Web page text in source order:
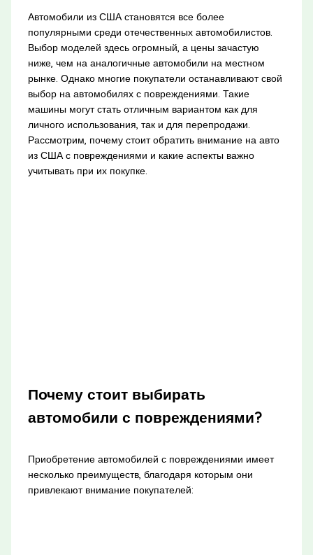
Автомобили из США становятся все более
популярными среди отечественных автомобилистов.
Выбор моделей здесь огромный, а цены зачастую
ниже, чем на аналогичные автомобили на местном
рынке. Однако многие покупатели останавливают свой
выбор на автомобилях с повреждениями. Такие
машины могут стать отличным вариантом как для
личного использования, так и для перепродажи.
Рассмотрим, почему стоит обратить внимание на авто
из США с повреждениями и какие аспекты важно
учитывать при их покупке.
Почему стоит выбирать
автомобили с повреждениями?
Приобретение автомобилей с повреждениями имеет
несколько преимуществ, благодаря которым они
привлекают внимание покупателей: